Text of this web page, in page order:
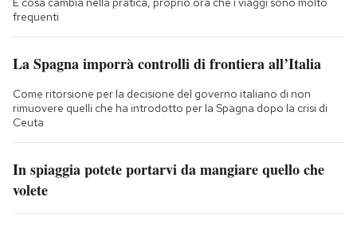
frequenti
La Spagna imporrà controlli di frontiera all’Italia
Come ritorsione per la decisione del governo italiano di non
rimuovere quelli che ha introdotto per la Spagna dopo la crisi di
Ceuta
In spiaggia potete portarvi da mangiare quello che
volete